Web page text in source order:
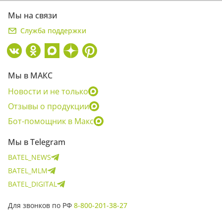
Мы на связи
Служба поддержки
Мы в МАКС
Новости и не только
Отзывы о продукции
Бот-помощник в Макс
Мы в Telegram
BATEL_NEWS
BATEL_MLM
BATEL_DIGITAL
Для звонков по РФ 8-800-201-38-27